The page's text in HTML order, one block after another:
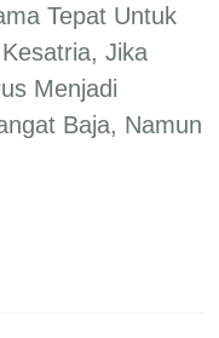
Tepat Untuk
Jika
Menjadi
Baja, Namun